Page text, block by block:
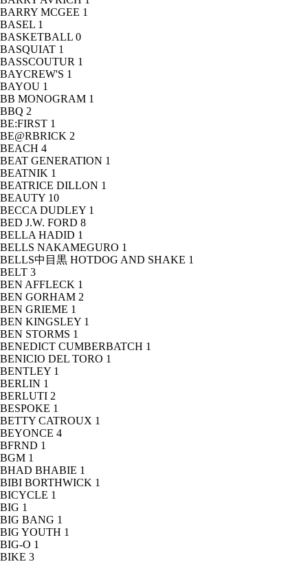
BARRY MCGEE 1
BASEL 1
BASKETBALL 0
BASQUIAT 1
BASSCOUTUR 1
BAYCREW'S 1
BAYOU 1
BB MONOGRAM 1
BBQ 2
BE:FIRST 1
BE@RBRICK 2
BEACH 4
BEAT GENERATION 1
BEATNIK 1
BEATRICE DILLON 1
BEAUTY 10
BECCA DUDLEY 1
BED J.W. FORD 8
BELLA HADID 1
BELLS NAKAMEGURO 1
BELLS中目黒 HOTDOG AND SHAKE 1
BELT 3
BEN AFFLECK 1
BEN GORHAM 2
BEN GRIEME 1
BEN KINGSLEY 1
BEN STORMS 1
BENEDICT CUMBERBATCH 1
BENICIO DEL TORO 1
BENTLEY 1
BERLIN 1
BERLUTI 2
BESPOKE 1
BETTY CATROUX 1
BEYONCE 4
BFRND 1
BGM 1
BHAD BHABIE 1
BIBI BORTHWICK 1
BICYCLE 1
BIG 1
BIG BANG 1
BIG YOUTH 1
BIG-O 1
BIKE 3